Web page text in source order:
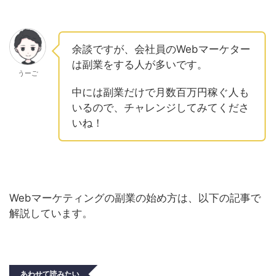
うーご
余談ですが、会社員のWebマーケター
は副業をする人が多いです。
中には副業だけで月数百万円稼ぐ人も
いるので、チャレンジしてみてくださ
いね！
Webマーケティングの副業の始め方は、以下の記事で
解説しています。
あわせて読みたい